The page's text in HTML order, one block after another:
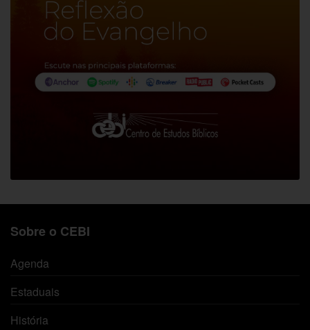
Sobre o CEBI
Agenda
Estaduais
História